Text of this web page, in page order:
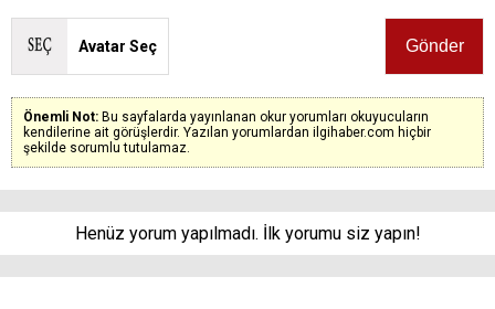
Avatar Seç
Önemli Not: Bu sayfalarda yayınlanan okur yorumları okuyucuların
kendilerine ait görüşlerdir. Yazılan yorumlardan ilgihaber.com hiçbir
şekilde sorumlu tutulamaz.
Henüz yorum yapılmadı. İlk yorumu siz yapın!